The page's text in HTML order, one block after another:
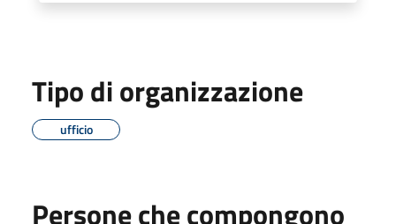
Tipo di organizzazione
ufficio
Persone che compongono